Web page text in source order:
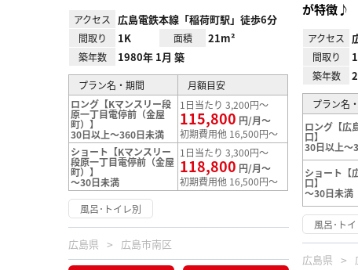
アクセス 広島電鉄本線「稲荷町駅」徒歩6分
間取り 1K 面積 21m²
築年数 1980年 1月 築
プラン名・期間
月額目安
ロング【Kマンスリー段
原一丁目電停前（金屋
町）】
30日以上～360日未満
1日当たり 3,200円～
115,800 円/月～
初期費用他 16,500円～
ショート【Kマンスリー
段原一丁目電停前（金屋
町）】
～30日未満
1日当たり 3,300円～
118,800 円/月～
初期費用他 16,500円～
風呂･トイレ別
広島県 広島市南区
が特徴♪
アクセス
間取り
築年数
プラン名
ロング【広
口】
30日以上～
ショート【
口】
～30日未満
風呂･ト
広島県